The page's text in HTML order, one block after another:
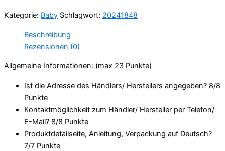
Kategorie: Baby Schlagwort: 20241848
Beschreibung
Rezensionen (0)
Allgemeine Informationen: (max 23 Punkte)
Ist die Adresse des Händlers/ Herstellers angegeben? 8/8
Punkte
Kontaktmöglichkeit zum Händler/ Hersteller per Telefon/
E-Mail? 8/8 Punkte
Produktdetailseite, Anleitung, Verpackung auf Deutsch?
7/7 Punkte